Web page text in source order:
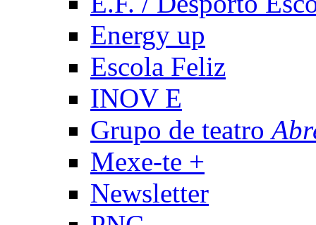
Energy up
Escola Feliz
INOV E
Grupo de teatro
Mexe-te +
Newsletter